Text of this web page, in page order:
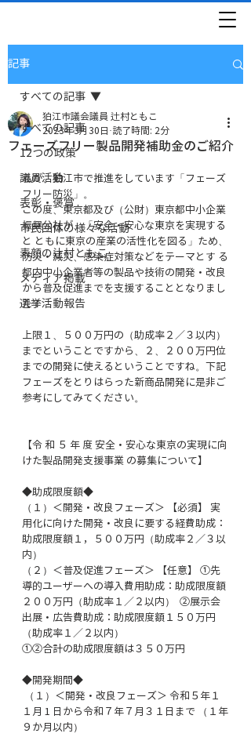
記事
すべての記事
12つの政策
議員活動
表彰・褒賞
市民団体の様々な活動
素顔の辻村ともこ
メディア掲載
選挙活動報告
すべての記事
フェーズフリー製品開発補助金のご紹介
狛江市議会議員 辻村ともこ
2023年3月30日 読了時間: 2分
私が、狛江市で推進をしています「フェーズ
フリー防災」。
この度、東京都及び（公財）東京都中小企業
振興公社が、「安全・安心な東京を実現する
と ともに東京の産業の活性化を図る」ため、
防災・減災、感染症対策などをテーマとす る
都内中小企業者等の製品や技術の開発・改良
から普及促進までを支援することとなりまし
た！
上限１、５００万円の（助成率２／３以内）
までということですから、２、２００万円位
までの開発に使えるということですね。下記
フェーズをとりはらった新商品開発に是非ご
参考にしてみてください。
【令 和 ５ 年 度 安全・安心な東京の実現に向
けた製品開発支援事業 の募集について】
◆助成限度額◆
（１）＜開発・改良フェーズ＞ 【必須】 実
用化に向けた開発・改良に要する経費助成：
助成限度額１，５００万円（助成率２／３以
内）
（２）＜普及促進フェーズ＞ 【任意】 ①先
導的ユーザーへの導入費用助成：助成限度額
２００万円（助成率１／２以内）  ②展示会
出展・広告費助成：助成限度額１５０万円
（助成率１／２以内）
①②合計の助成限度額は３５０万円
◆開発期間◆
１月 1 日から令和７年７月３１日まで （１年
９か月以内）